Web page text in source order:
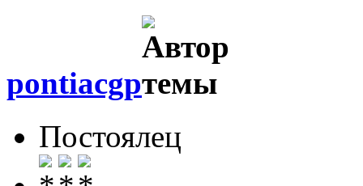
pontiacgp
Постоялец